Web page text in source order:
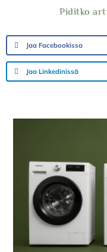
Piditko
Jaa Facebookissa
Jaa Linkedinissä